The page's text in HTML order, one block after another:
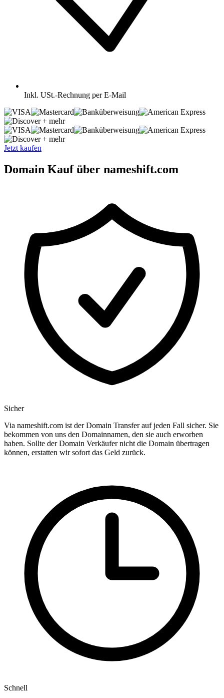
Inkl. USt.-Rechnung per E-Mail
+ mehr
+ mehr
Jetzt kaufen
Domain Kauf über nameshift.com
Sicher
Via nameshift.com ist der Domain Transfer auf jeden Fall sicher. Sie
bekommen von uns den Domainnamen, den sie auch erworben
haben. Sollte der Domain Verkäufer nicht die Domain übertragen
können, erstatten wir sofort das Geld zurück.
Schnell